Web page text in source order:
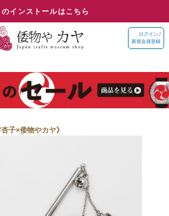
のインストールはこちら
ログイン /
新規会員登録
子×倭物やカヤ》